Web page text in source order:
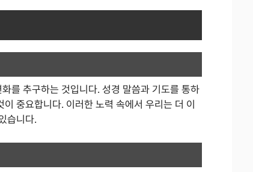
를 추구하는 것입니다. 성경 말씀과 기도를 통하
중요합니다. 이러한 노력 속에서 우리는 더 이
습니다.